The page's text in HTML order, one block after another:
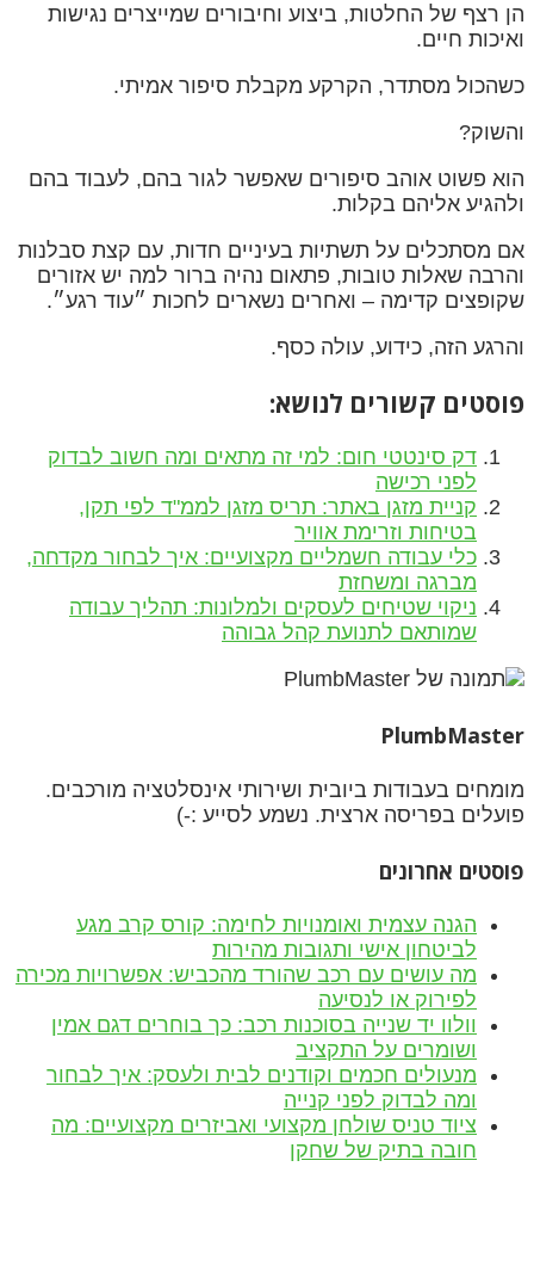
הן רצף של החלטות, ביצוע וחיבורים שמייצרים נגישות
ואיכות חיים.
כשהכול מסתדר, הקרקע מקבלת סיפור אמיתי.
והשוק?
הוא פשוט אוהב סיפורים שאפשר לגור בהם, לעבוד בהם
ולהגיע אליהם בקלות.
אם מסתכלים על תשתיות בעיניים חדות, עם קצת סבלנות
והרבה שאלות טובות, פתאום נהיה ברור למה יש אזורים
שקופצים קדימה – ואחרים נשארים לחכות ״עוד רגע״.
והרגע הזה, כידוע, עולה כסף.
פוסטים קשורים לנושא:
דק סינטטי חום: למי זה מתאים ומה חשוב לבדוק
לפני רכישה
קניית מזגן באתר: תריס מזגן לממ"ד לפי תקן,
בטיחות וזרימת אוויר
כלי עבודה חשמליים מקצועיים: איך לבחור מקדחה,
מברגה ומשחזת
ניקוי שטיחים לעסקים ולמלונות: תהליך עבודה
שמותאם לתנועת קהל גבוהה
PlumbMaster
מומחים בעבודות ביובית ושירותי אינסלטציה מורכבים.
פועלים בפריסה ארצית. נשמע לסייע :-)
פוסטים אחרונים
הגנה עצמית ואומנויות לחימה: קורס קרב מגע
לביטחון אישי ותגובות מהירות
מה עושים עם רכב שהורד מהכביש: אפשרויות מכירה
לפירוק או לנסיעה
וולוו יד שנייה בסוכנות רכב: כך בוחרים דגם אמין
ושומרים על התקציב
מנעולים חכמים וקודנים לבית ולעסק: איך לבחור
ומה לבדוק לפני קנייה
ציוד טניס שולחן מקצועי ואביזרים מקצועיים: מה
חובה בתיק של שחקן